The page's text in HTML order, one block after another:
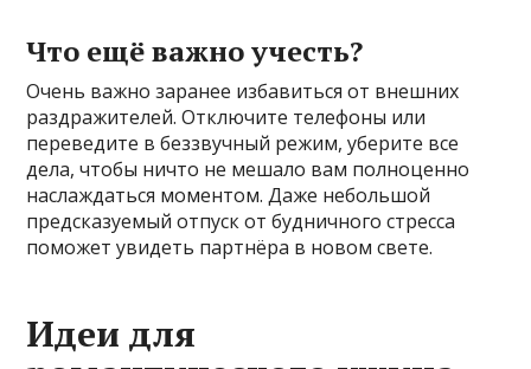
Что ещё важно учесть?
Очень важно заранее избавиться от внешних
раздражителей. Отключите телефоны или
переведите в беззвучный режим, уберите все
дела, чтобы ничто не мешало вам полноценно
наслаждаться моментом. Даже небольшой
предсказуемый отпуск от будничного стресса
поможет увидеть партнёра в новом свете.
Идеи для